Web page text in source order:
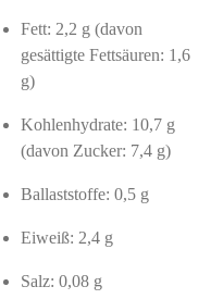
Fett: 2,2 g (davon
gesättigte Fettsäuren: 1,6
g)
Kohlenhydrate: 10,7 g
(davon Zucker: 7,4 g)
Ballaststoffe: 0,5 g
Eiweiß: 2,4 g
Salz: 0,08 g